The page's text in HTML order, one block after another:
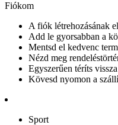
Fiókom
A fiók létrehozásának
Add le gyorsabban a
Mentsd el kedvenc
Nézd meg
Egyszerűen téríts
Kövesd nyomon a
Sport